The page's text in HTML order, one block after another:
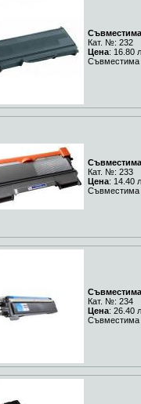
Съвместима
Кат. №: 232
Цена: 16.80
Съвместима
Съвместима
Кат. №: 233
Цена: 14.40
Съвместима
Съвместима
Кат. №: 234
Цена: 26.40
Съвместима